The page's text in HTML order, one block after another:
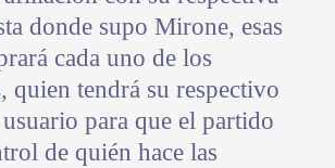
donde supo Mirone, esas
cada uno de los
quien tendrá su respectivo
para que el partido
de quién hace las